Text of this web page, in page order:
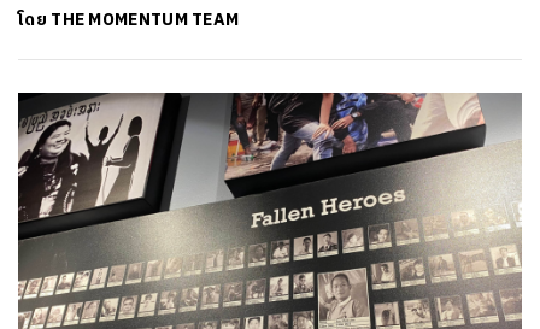
โดย THE MOMENTUM TEAM